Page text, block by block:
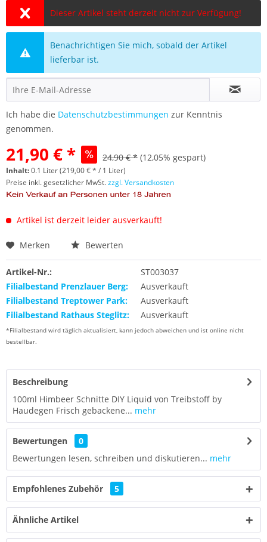
Dieser Artikel steht derzeit nicht zur Verfügung!
Benachrichtigen Sie mich, sobald der Artikel
lieferbar ist.
Ich habe die Datenschutzbestimmungen zur Kenntnis
genommen.
21,90 € * 24,90 € * (12,05% gespart)
Inhalt:0.1 Liter (219,00 € * / 1 Liter)
Preise inkl. gesetzlicher MwSt.zzgl. Versandkosten
Artikel ist derzeit leider ausverkauft!
Merken Bewerten
Artikel-Nr.:
ST003037
Filialbestand Prenzlauer Berg:
Ausverkauft
Filialbestand Treptower Park:
Ausverkauft
Filialbestand Rathaus Steglitz:
Ausverkauft
*Filialbestand wird täglich aktualisiert, kann jedoch abweichen und ist online nicht
bestellbar.
Beschreibung
100ml Himbeer Schnitte DIY Liquid von Treibstoff by
Haudegen Frisch gebackene... mehr
Bewertungen
0
Bewertungen lesen, schreiben und diskutieren... mehr
Empfohlenes Zubehör 5
Ähnliche Artikel